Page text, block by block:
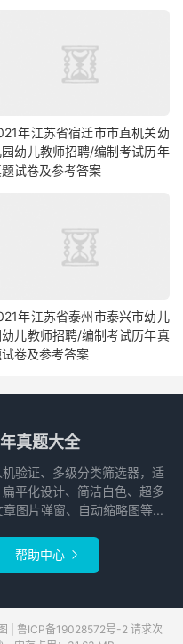
年江苏省宿迁市市直机关幼
园幼儿教师招聘/编制考试历年
试卷及参考答案
年江苏省泰州市泰兴市幼儿
幼儿教师招聘/编制考试历年真
卷及参考答案
真题大全
验证、多级分类筛选器，适
平化设计、简洁白色、超多
图片弹窗、自动缩略图等...
帮助中心 
鲁ICP备19028572号-2 请求次